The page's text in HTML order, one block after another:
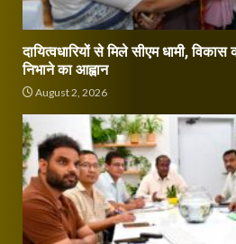
दायित्वधारियों से मिले सीएम धामी, विकास
निभाने का आह्वान
August 2, 2026